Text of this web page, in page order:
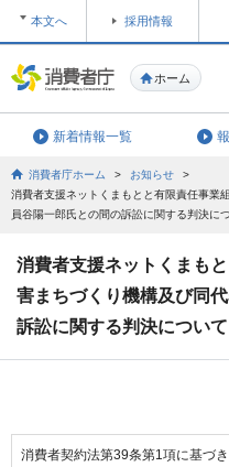
ホーム
本文へ 採用情報
新着情報一覧
消費者庁ホーム > お知らせ
>
消費者支援ネットくまもとと有限責任事業
員谷陽一郎氏との間の訴訟に関する判決に
消費者支援ネットくまも
害まちづくり機構及び同
訴訟に関する判決について
消費者契約法第39条第1項に基づ